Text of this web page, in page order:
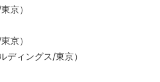
京）
京）
ディングス/東京）